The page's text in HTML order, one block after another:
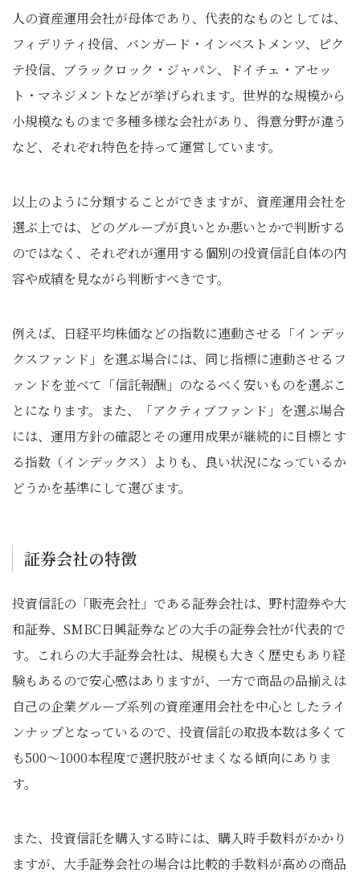
人の資産運用会社が母体であり、代表的なものとしては、
フィデリティ投信、バンガード・インベストメンツ、ピク
テ投信、ブラックロック・ジャパン、ドイチェ・アセッ
ト・マネジメントなどが挙げられます。世界的な規模から
小規模なものまで多種多様な会社があり、得意分野が違う
など、それぞれ特色を持って運営しています。
以上のように分類することができますが、資産運用会社を
選ぶ上では、どのグループが良いとか悪いとかで判断する
のではなく、それぞれが運用する個別の投資信託自体の内
容や成績を見ながら判断すべきです。
例えば、日経平均株価などの指数に連動させる「インデッ
クスファンド」を選ぶ場合には、同じ指標に連動させるフ
ァンドを並べて「信託報酬」のなるべく安いものを選ぶこ
とになります。また、「アクティブファンド」を選ぶ場合
には、運用方針の確認とその運用成果が継続的に目標とす
る指数（インデックス）よりも、良い状況になっているか
どうかを基準にして選びます。
証券会社の特徴
投資信託の「販売会社」である証券会社は、野村證券や大
和証券、SMBC日興証券などの大手の証券会社が代表的で
す。これらの大手証券会社は、規模も大きく歴史もあり経
験もあるので安心感はありますが、一方で商品の品揃えは
自己の企業グループ系列の資産運用会社を中心としたライ
ンナップとなっているので、投資信託の取扱本数は多くて
も500～1000本程度で選択肢がせまくなる傾向にありま
す。
また、投資信託を購入する時には、購入時手数料がかかり
ますが、大手証券会社の場合は比較的手数料が高めの商品